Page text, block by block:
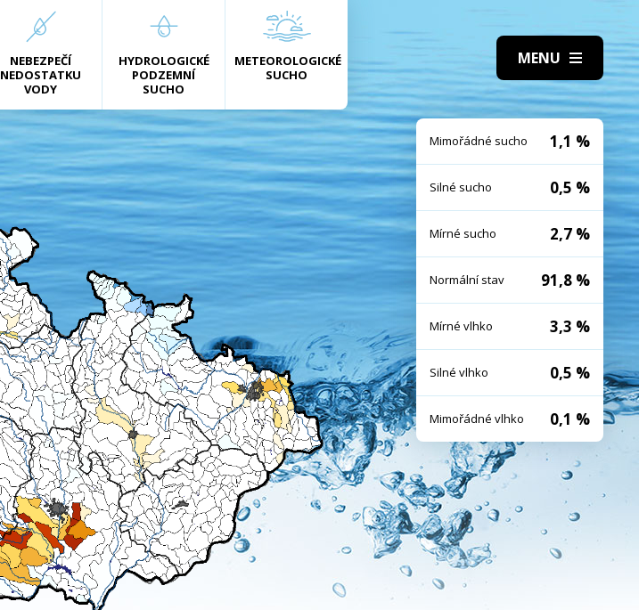
NEBEZPEČÍ
NEDOSTATKU
VODY
HYDROLOGICKÉ
PODZEMNÍ
SUCHO
METEOROLOGICKÉ
SUCHO
Mimořádné sucho 1,1 %
Silné sucho 0,5 %
Mírné sucho 2,7 %
Normální stav 91,8 %
Mírné vlhko 3,3 %
Silné vlhko 0,5 %
Mimořádné vlhko 0,1 %